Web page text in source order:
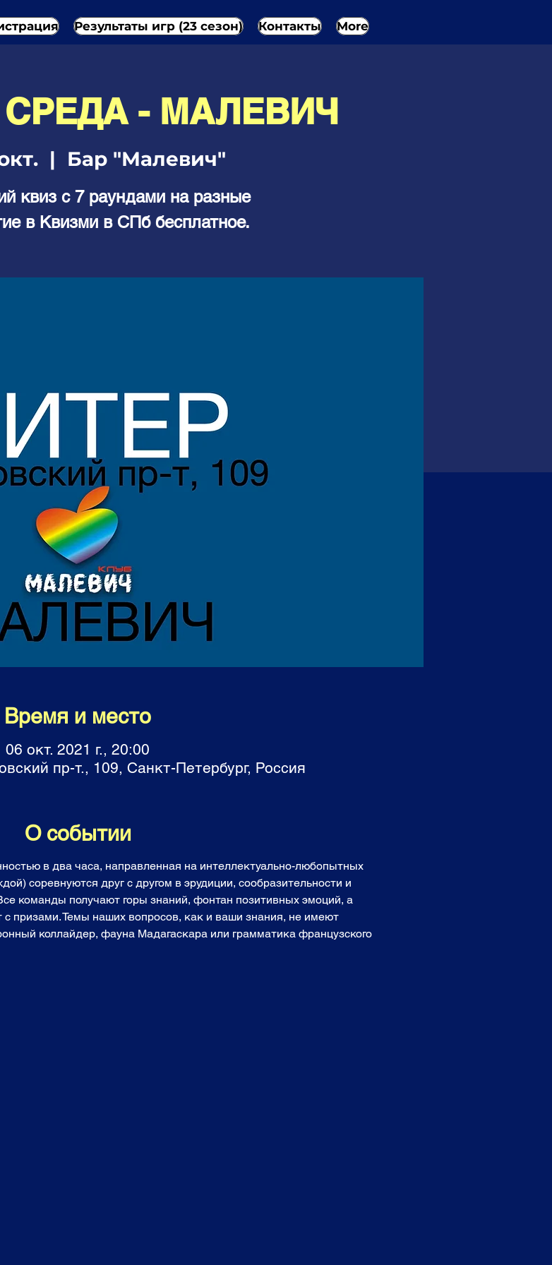
Результаты игр (23 сезон) Контакты More
СРЕДА - МАЛЕВИЧ
  |
Бар "Малевич"
квиз с 7 раундами на разные
в Квизми в СПб бесплатное.
Время и место
06 окт. 2021 г., 20:00
пр-т., 109, Санкт-Петербург, Россия
О событии
в два часа, направленная на интеллектуально-любопытных
соревнуются друг с другом в эрудиции, сообразительности и
команды получают горы знаний, фонтан позитивных эмоций, а
с призами. Темы наших вопросов, как и ваши знания, не имеют
коллайдер, фауна Мадагаскара или грамматика французского